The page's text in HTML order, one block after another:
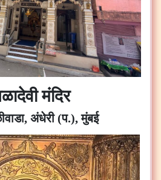
मंदिर
अंधेरी (प.), मुंबई